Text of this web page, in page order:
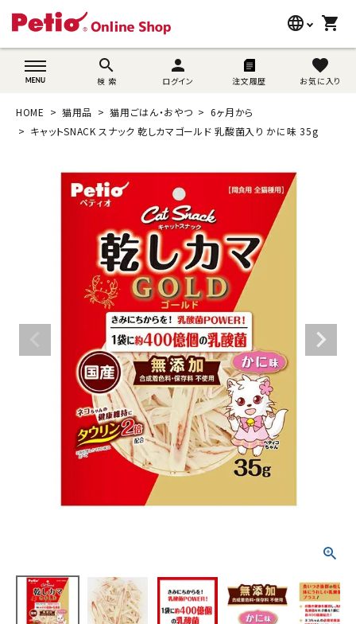
language
wovn-lang-name
shopping_cart
search
検 索
person
ログイン 注文履歴
favorite
お気に入り
search
猫用品
ブランド別に探す
目的別に探す
ご利用案内
ACCOUNT MENU
ようこそ ゲスト 様
ログイン person 新規会員登録
HOME 猫用品 猫用ごはん・おやつ
6ヶ月から
キャットSNACK スナック 乾しカマゴールド 乳酸菌入り かに味 35g